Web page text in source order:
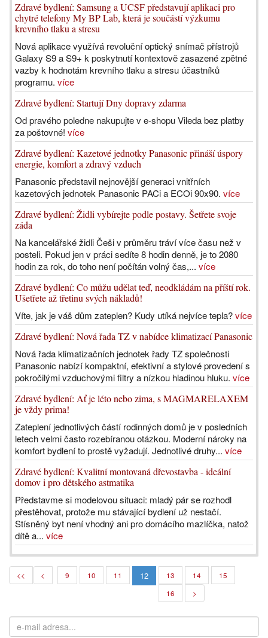
Zdravé bydlení: Samsung a UCSF představují aplikaci pro
chytré telefony My BP Lab, která je součástí výzkumu
krevního tlaku a stresu
Nová aplikace využívá revoluční optický snímač přístrojů
Galaxy S9 a S9+ k poskytnutí kontextově zasazené zpětné
vazby k hodnotám krevního tlaku a stresu účastníků
programu. více
Zdravé bydlení: Startují Dny dopravy zdarma
Od pravého poledne nakupujte v e-shopu Vileda bez platby
za poštovné! více
Zdravé bydlení: Kazetové jednotky Panasonic přináší úspory
energie, komfort a zdravý vzduch
Panasonic představil nejnovější generaci vnitřních
kazetových jednotek Panasonic PACi a ECOi 90x90. více
Zdravé bydlení: Židli vybírejte podle postavy. Šetřete svoje
záda
Na kancelářské židli Češi v průměru tráví více času než v
posteli. Pokud jen v práci sedíte 8 hodin denně, je to 2080
hodin za rok, do toho není počítán volný čas,... více
Zdravé bydlení: Co můžu udělat teď, neodkládám na příští rok.
Ušetřete až třetinu svých nákladů!
Víte, jak je váš dům zateplen? Kudy utíká nejvíce tepla?více
Zdravé bydlení: Nová řada TZ v nabídce klimatizací Panasonic
Nová řada klimatizačních jednotek řady TZ společnosti
Panasonic nabízí kompaktní, efektivní a stylové provedení s
pokročilými vzduchovými filtry a nízkou hladinou hluku. více
Zdravé bydlení: Ať je léto nebo zima, s MAGMARELAXEM
je vždy prima!
Zateplení jednotlivých částí rodinných domů je v posledních
letech velmi často rozebíranou otázkou. Moderní nároky na
komfort bydlení to prostě vyžadují. Jednotlivé druhy... více
Zdravé bydlení: Kvalitní montovaná dřevostavba - ideální
domov i pro dětského astmatika
Představme si modelovou situaci: mladý pár se rozhodl
přestěhovat, protože mu stávající bydlení už nestačí.
Stísněný byt není vhodný ani pro domácího mazlíčka, natož
dítě a... více
<< < 9 10 11 12 13 14
15
16
>